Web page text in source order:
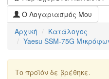
Ο Λογαριασμός Μου
Αρχική
Κατάλογος
Yaesu SSM-75G
Το προϊόν δε βρέθηκε.